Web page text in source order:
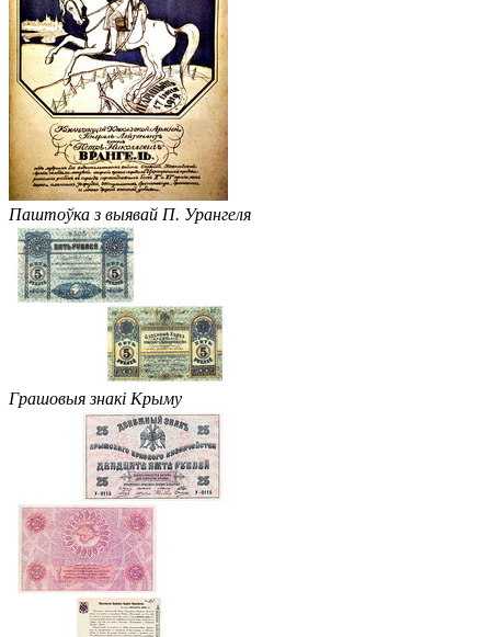
Паштоўка з выявай П. Урангеля
Грашовыя знакі Крыму